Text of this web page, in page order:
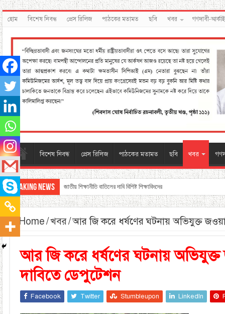
হোম বিশেষ নিবন্ধ প্রেস রিলিজ পাঠকের মতামত ছবি খবর গণদাবী-
বিশেষ নিবন্ধ প্রেস রিলিজ পাঠকের মতামত ছবি খবর
Breaking News জাতীয় শিক্ষানীতি বাতিলের দাবি বিশিষ্ট শিক্ষাবিদদের
Home/খবর/আর জি করে ধর্ষণের ঘটনায় অভিযুক্ত
আর জি করে ধর্ষণের ঘটনায় অভিযুক্ত
দাবিতে ডেপুটেশন
Facebook Twitter Stumbleupon LinkedIn